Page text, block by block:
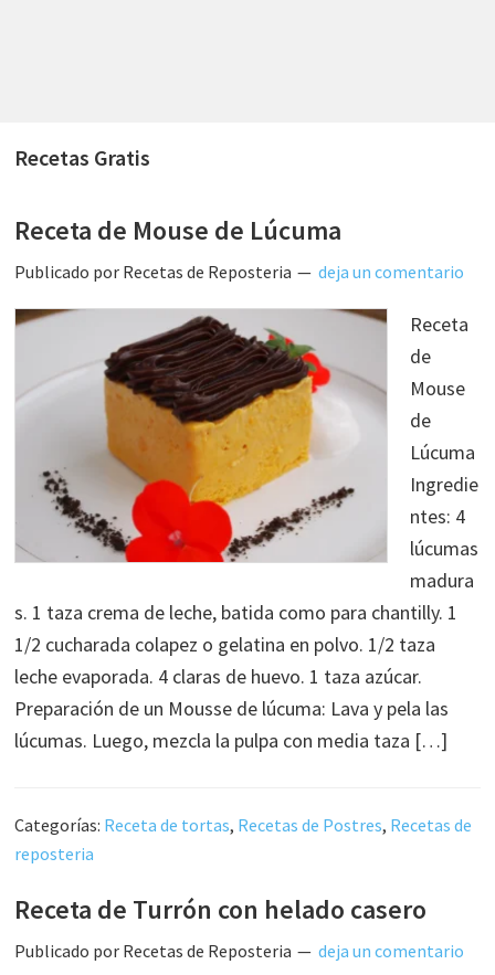
Recetas Gratis
Receta de Mouse de Lúcuma
Publicado por Recetas de Reposteria deja un comentario
Receta
de
Mouse
de
Lúcuma
Ingredie
ntes: 4
lúcumas
madura
s. 1 taza crema de leche, batida como para chantilly. 1
1/2 cucharada colapez o gelatina en polvo. 1/2 taza
leche evaporada. 4 claras de huevo. 1 taza azúcar.
Preparación de un Mousse de lúcuma: Lava y pela las
lúcumas. Luego, mezcla la pulpa con media taza […]
Categorías: Receta de tortas, Recetas de Postres, Recetas de
reposteria
Receta de Turrón con helado casero
Publicado por Recetas de Reposteria deja un comentario